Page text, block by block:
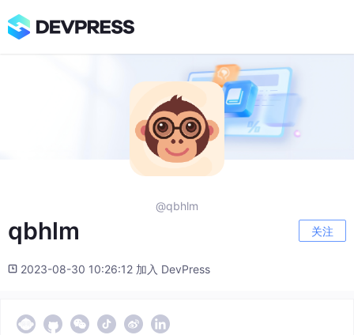
@qbhlm
qbhlm 关注
2023-08-30 10:26:12 加入 DevPress